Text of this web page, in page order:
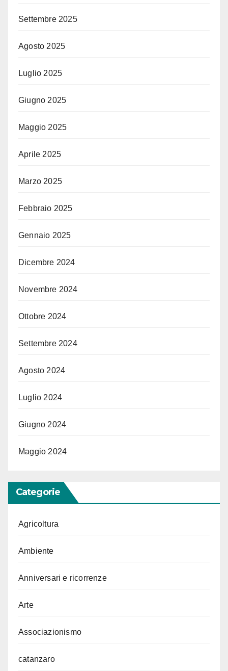
Settembre 2025
Agosto 2025
Luglio 2025
Giugno 2025
Maggio 2025
Aprile 2025
Marzo 2025
Febbraio 2025
Gennaio 2025
Dicembre 2024
Novembre 2024
Ottobre 2024
Settembre 2024
Agosto 2024
Luglio 2024
Giugno 2024
Maggio 2024
Categorie
Agricoltura
Ambiente
Anniversari e ricorrenze
Arte
Associazionismo
catanzaro